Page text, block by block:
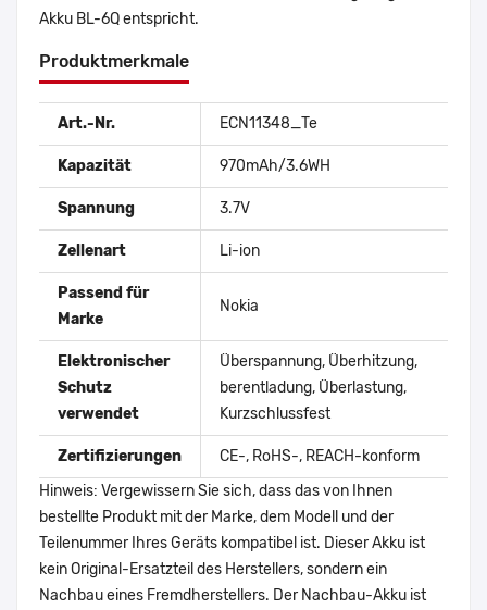
Akku BL-6Q entspricht.
Produktmerkmale
Art.-Nr. ECN11348_Te
Kapazität 970mAh/3.6WH
Spannung 3.7V
Zellenart Li-ion
Passend für
Marke
Nokia
Elektronischer
Schutz
verwendet
Überspannung, Überhitzung,
berentladung, Überlastung,
Kurzschlussfest
Zertifizierungen
CE-, RoHS-, REACH-konform
Hinweis: Vergewissern Sie sich, dass das von Ihnen
bestellte Produkt mit der Marke, dem Modell und der
Teilenummer Ihres Geräts kompatibel ist. Dieser Akku ist
kein Original-Ersatzteil des Herstellers, sondern ein
Nachbau eines Fremdherstellers. Der Nachbau-Akku ist